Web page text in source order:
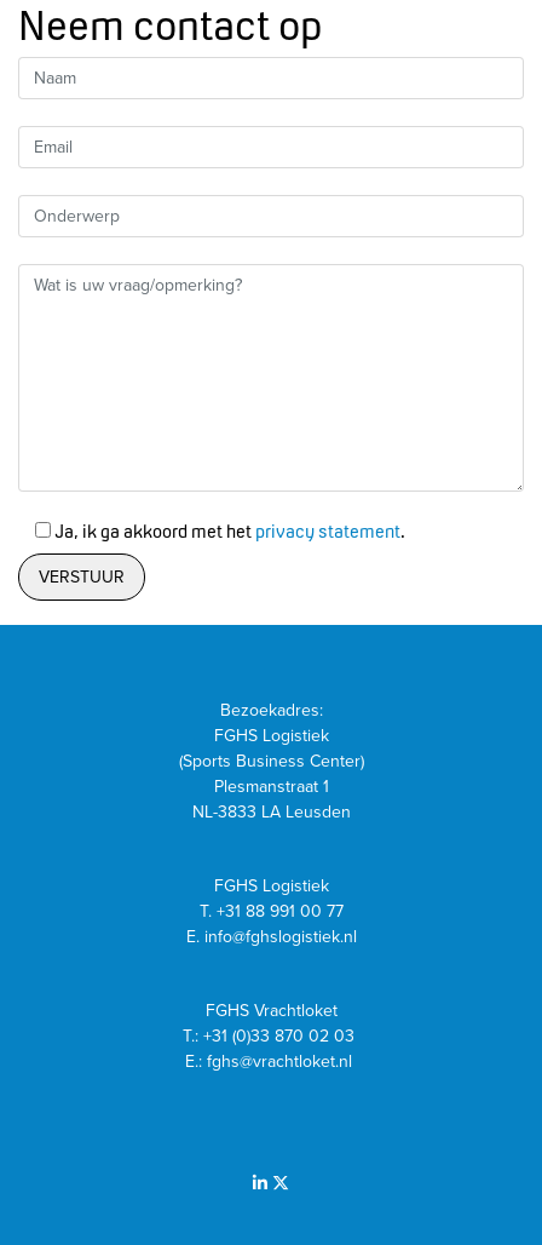
Neem contact op
Ja, ik ga akkoord met het privacy statement.
Bezoekadres:
FGHS Logistiek
(Sports Business Center)
Plesmanstraat 1
NL-3833 LA Leusden
FGHS Logistiek
T. +31 88 991 00 77
E. info@fghslogistiek.nl
FGHS Vrachtloket
T.: +31 (0)33 870 02 03
E.: fghs@vrachtloket.nl